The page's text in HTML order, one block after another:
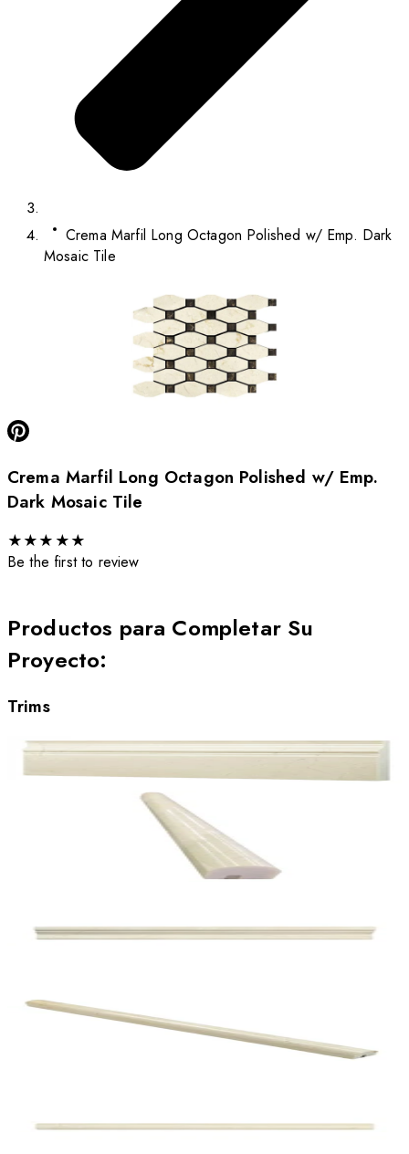
Crema Marfil Long Octagon Polished w/ Emp. Dark
Mosaic Tile
Crema Marfil Long Octagon Polished w/ Emp.
Dark Mosaic Tile
★★★ ★★
Be the first to review
Productos para Completar Su
Proyecto:
Trims